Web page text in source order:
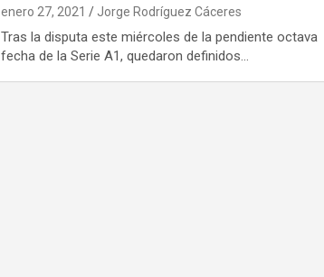
enero 27, 2021 Jorge Rodríguez Cáceres
Tras la disputa este miércoles de la pendiente octava
fecha de la Serie A1, quedaron definidos…